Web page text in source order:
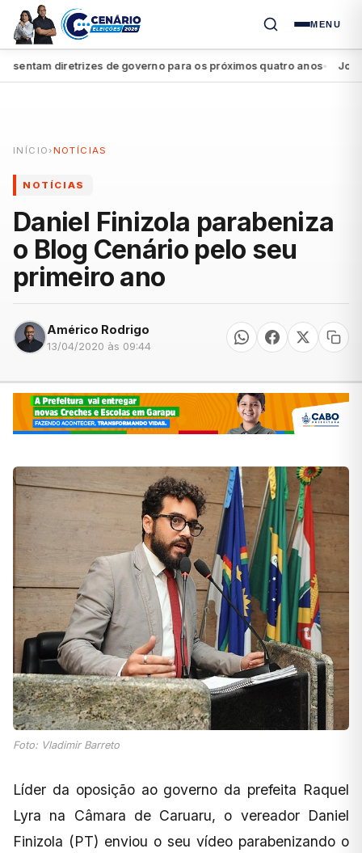
MENU
diretrizes de governo para os próximos quatro anos● João
INÍCIO › NOTÍCIAS
NOTÍCIAS
Daniel Finizola parabeniza
o Blog Cenário pelo seu
primeiro ano
Américo Rodrigo
13/04/2020 às 09:44
Foto: Vladimir Barreto
Líder da oposição ao governo da prefeita Raquel
Lyra na Câmara de Caruaru, o vereador Daniel
Finizola (PT) enviou o seu vídeo parabenizando o